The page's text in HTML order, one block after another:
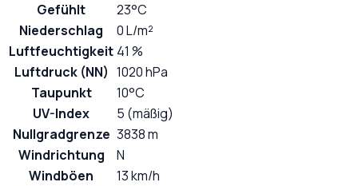
Gefühlt
23°C
Niederschlag
0 L/m²
Luftfeuchtigkeit 41 %
Luftdruck (NN) 1020 hPa
Taupunkt
10°C
UV-Index
5 (mäßig)
Nullgradgrenze 3838 m
Windrichtung
N
Windböen
13 km/h